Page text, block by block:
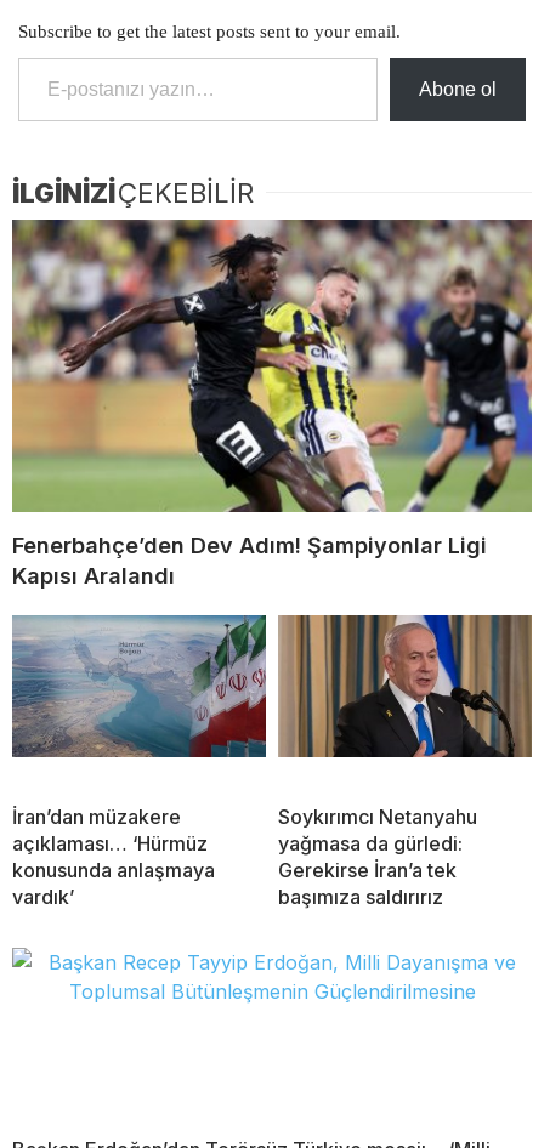
Subscribe to get the latest posts sent to your email.
E-postanızı yazın…
Abone ol
İLGİNİZİÇEKEBİLİR
Fenerbahçe’den Dev Adım! Şampiyonlar Ligi
Kapısı Aralandı
İran’dan müzakere
açıklaması… ‘Hürmüz
konusunda anlaşmaya
vardık’
Soykırımcı Netanyahu
yağmasa da gürledi:
Gerekirse İran’a tek
başımıza saldırırız